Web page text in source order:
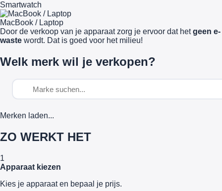
Smartwatch
MacBook / Laptop
Door de verkoop van je apparaat zorg je ervoor dat hetgeen e-
waste wordt. Dat is goed voor het milieu!
Welk merk wil je verkopen?
Merken laden...
ZO WERKT HET
1
Apparaat kiezen
Kies je apparaat en bepaal je prijs.